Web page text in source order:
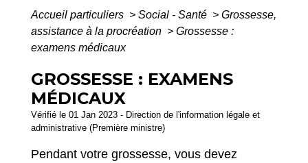
Accueil particuliers > Social - Santé > Grossesse,
assistance à la procréation > Grossesse :
examens médicaux
GROSSESSE : EXAMENS
MÉDICAUX
Vérifié le 01 Jan 2023 - Direction de l'information légale et
administrative (Première ministre)
Pendant votre grossesse, vous devez